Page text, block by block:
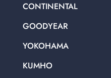
CONTINENTAL
GOODYEAR
YOKOHAMA
KUMHO